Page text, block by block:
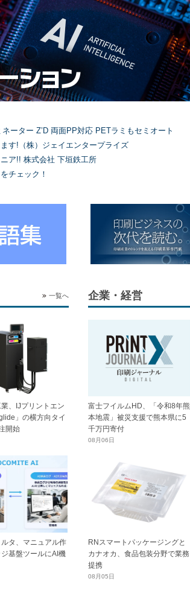
ーター Z’D 両面PP対応 PETラミもセミオート
す!（株）ジェイエンタープライズ
ア!! 株式会社 下垣鉄工所
チェック！
一覧へ
、IJプリントエン
」の横方向タイ
開始
ルタ、マニュアル作
基盤ツールにAI機
企業・経営
富士フイルムHD、「令和8年熊
本地震」被災支援で熊本県に5
千万円寄付
08月06日
RNスマートパッケージングと
カナオカ、食品包装分野で業務
提携
08月05日